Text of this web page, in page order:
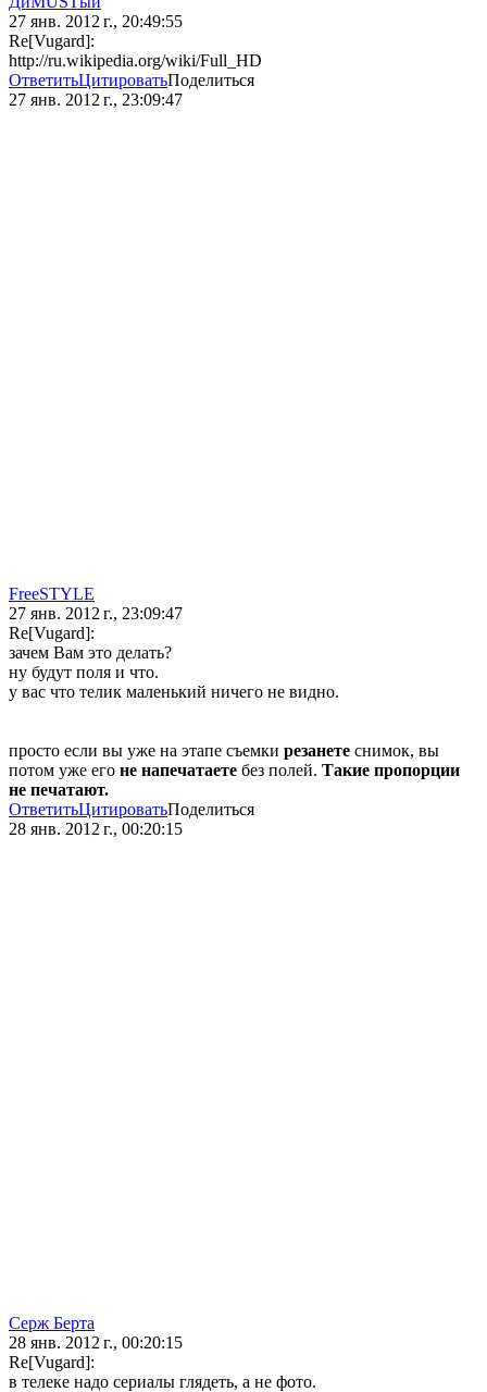
27 янв. 2012 г., 20:49:55
Re[Vugard]:
http://ru.wikipedia.org/wiki/Full_HD
ОтветитьЦитироватьПоделиться
27 янв. 2012 г., 23:09:47
FreeSTYLE
27 янв. 2012 г., 23:09:47
Re[Vugard]:
зачем Вам это делать?
ну будут поля и что.
у вас что телик маленький ничего не видно.
просто если вы уже на этапе съемки резанете снимок, вы
потом уже его не напечатаете без полей. Такие пропорции
не печатают.
ОтветитьЦитироватьПоделиться
28 янв. 2012 г., 00:20:15
Серж Берта
28 янв. 2012 г., 00:20:15
Re[Vugard]:
в телеке надо сериалы глядеть, а не фото.